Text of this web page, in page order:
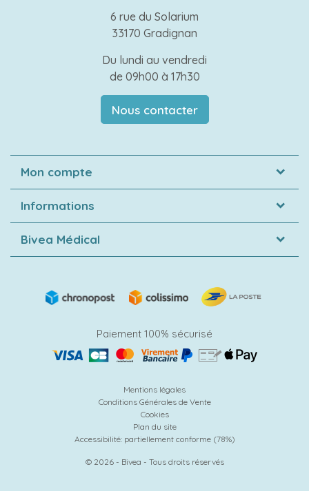
6 rue du Solarium
33170 Gradignan
Du lundi au vendredi
de 09h00 à 17h30
Nous contacter
Mon compte
Informations
Bivea Médical
Paiement 100% sécurisé
Mentions légales
Conditions Générales de Vente
Cookies
Plan du site
Accessibilité: partiellement conforme (78%)
© 2026 - Bivea - Tous droits réservés